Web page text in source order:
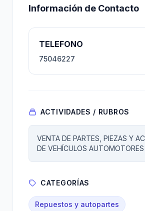
Información de Contacto
TELEFONO
75046227
ACTIVIDADES / RUBROS
VENTA DE PARTES, PIEZAS Y
DE VEHÍCULOS AUTOMOTORES
CATEGORÍAS
Repuestos y autopartes